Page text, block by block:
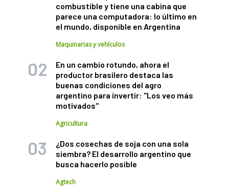
combustible y tiene una cabina que
parece una computadora: lo último en
el mundo, disponible en Argentina
Maquinarias y vehículos
En un cambio rotundo, ahora el
productor brasilero destaca las
buenas condiciones del agro
argentino para invertir: "Los veo más
motivados"
Agricultura
¿Dos cosechas de soja con una sola
siembra? El desarrollo argentino que
busca hacerlo posible
Agtech